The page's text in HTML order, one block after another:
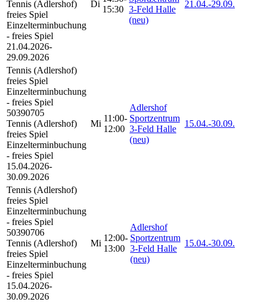
Tennis (Adlershof)
freies Spiel
Einzelterminbuchung
- freies Spiel
21.04.2026-
29.09.2026
Di
15:30 3-Feld Halle
(neu)
21.04.-29.09.
Tennis (Adlershof)
freies Spiel
Einzelterminbuchung
- freies Spiel
50390705
Tennis (Adlershof)
freies Spiel
Einzelterminbuchung
- freies Spiel
15.04.2026-
30.09.2026
Mi
11:00-
12:00
Adlershof
Sportzentrum
3-Feld Halle
(neu)
15.04.-30.09.
Tennis (Adlershof)
freies Spiel
Einzelterminbuchung
- freies Spiel
50390706
Tennis (Adlershof)
freies Spiel
Einzelterminbuchung
- freies Spiel
15.04.2026-
30.09.2026
Mi
12:00-
13:00
Adlershof
Sportzentrum
3-Feld Halle
(neu)
15.04.-30.09.